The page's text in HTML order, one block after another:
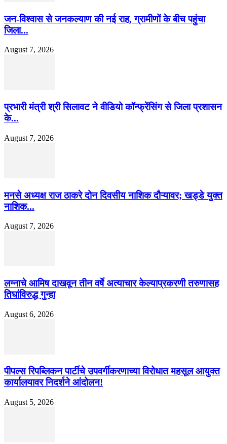
जन-विश्वास से जनकल्याण की नई राह, ग्रामीणों के बीच पहुंचा
जिला...
August 7, 2026
प्रभारी मंत्री श्री सिलावट ने वीडियो कॉन्फ्रेंसिंग से जिला प्रशासन
के...
August 7, 2026
मनसे अध्यक्ष राज ठाकरे दोन दिवसीय नाशिक दौऱ्यावर; खड्डे युक्त
नाशिक...
August 7, 2026
लग्नाचे आमिष दाखवून तीन वर्षे अत्याचार केल्याप्रकरणी तरुणासह
तिघांविरुद्ध गुन्हा
August 6, 2026
पीपल्स रिपब्लिकन पार्टीचे उपवर्गीकरणाच्या विरोधात महसूल आयुक्त
कार्यालयावर निदर्शने आंदोलन!
August 5, 2026